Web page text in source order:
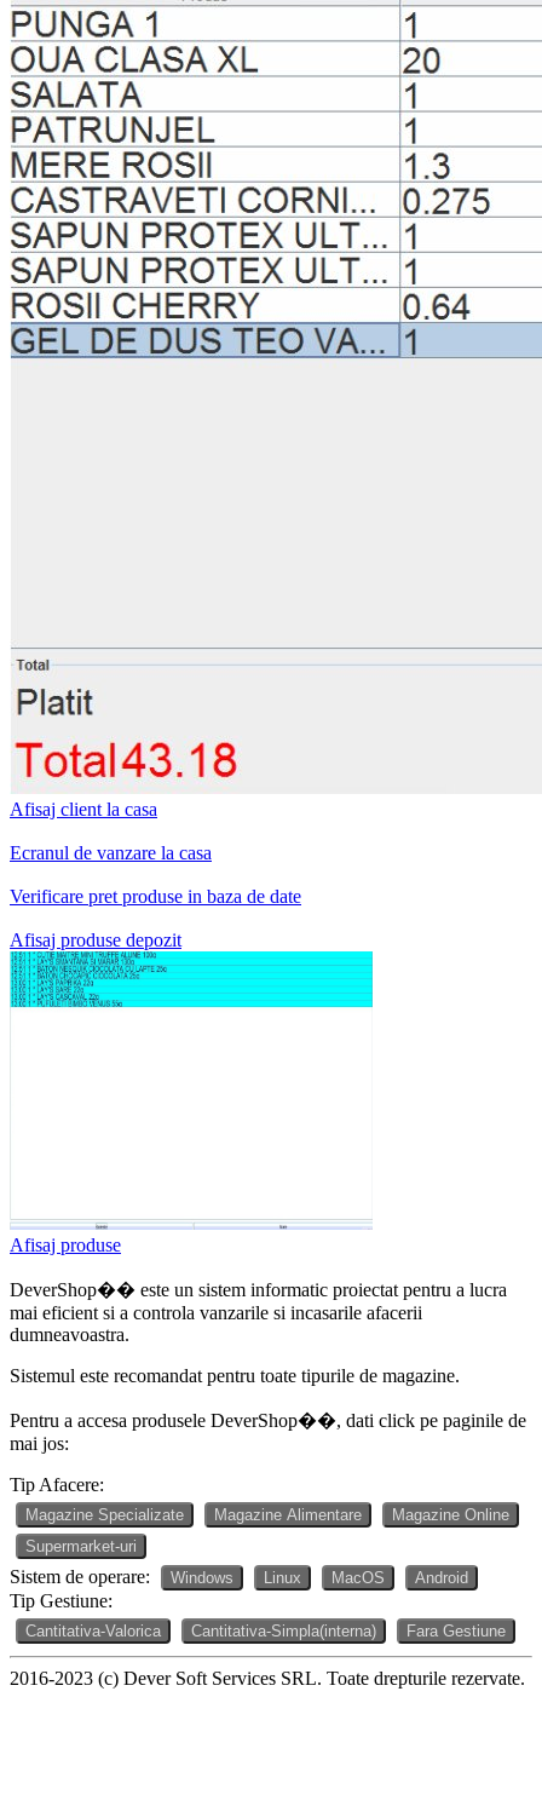
Afisaj client la casa
Ecranul de vanzare la casa
Verificare pret produse in baza de date
Afisaj produse depozit
Afisaj produse
DeverShop�� este un sistem informatic proiectat pentru a lucra
mai eficient si a controla vanzarile si incasarile afacerii
dumneavoastra.
Sistemul este recomandat pentru toate tipurile de magazine.
Pentru a accesa produsele DeverShop��, dati click pe paginile de
mai jos:
Tip Afacere:
Magazine Specializate Magazine Alimentare
Magazine Online
Supermarket-uri
Sistem de operare: Windows Linux MacOS Android
Tip Gestiune:
Cantitativa-Valorica Cantitativa-Simpla(interna) Fara Gestiune
2016-2023 (c) Dever Soft Services SRL. Toate drepturile rezervate.